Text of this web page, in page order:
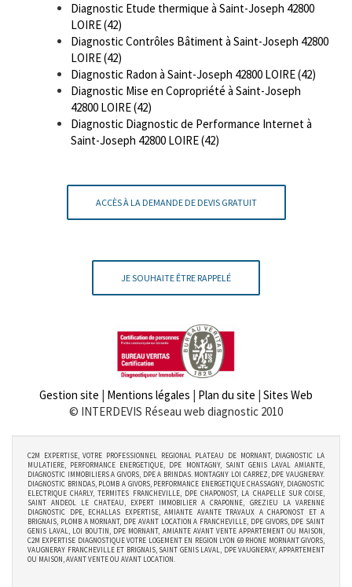
Diagnostic Etude thermique à Saint-Joseph 42800
LOIRE (42)
Diagnostic Contrôles Bâtiment à Saint-Joseph 42800
LOIRE (42)
Diagnostic Radon à Saint-Joseph 42800 LOIRE (42)
Diagnostic Mise en Copropriété à Saint-Joseph
42800 LOIRE (42)
Diagnostic Diagnostic de Performance Internet à
Saint-Joseph 42800 LOIRE (42)
ACCÈS À LA DEMANDE DE DEVIS GRATUIT
JE SOUHAITE ÊTRE RAPPELÉ
Gestion site Mentions légales Plan du site Sites Web
© INTERDEVIS Réseau web diagnostic 2010
C2M EXPERTISE, VOTRE PROFESSIONNEL REGIONAL PLATEAU DE MORNANT, DIAGNOSTIC LA
MULATIERE, PERFORMANCE ENERGETIQUE, DPE MONTAGNY, SAINT GENIS LAVAL AMIANTE,
DIAGNOSTIC IMMOBILIERS A GIVORS, DPE A BRINDAS. MONTAGNY LOI CARREZ, DPE VAUGNERAY.
DIAGNOSTIC BRINDAS, PLOMB A GIVORS, PERFORMANCE ENERGETIQUE CHASSAGNY, DIAGNOSTIC
ELECTRIQUE CHARLY, TERMITES FRANCHEVILLE, DPE CHAPONOST, LA CHAPELLE SUR COISE,
SAINT ANDEOL LE CHATEAU, EXPERT IMMOBILIER A CRAPONNE, GREZIEU LA VARENNE
DIAGNOSTIC DPE, ECHALLAS EXPERTISE, AMIANTE AVANTE TRAVAUX A CHAPONOST ET A
BRIGNAIS, PLOMB A MORNANT, DPE AVANT LOCATION A FRANCHEVILLE, DPE GIVORS, DPE SAINT
GENIS LAVAL, LOI BOUTIN, DPE MORNANT, AMIANTE AVANT VENTE APPARTEMENT OU MAISON,
C2M EXPERTISE DIAGNOSTIQUE VOTRE LOGEMENT EN REGION LYON 69 RHONE MORNANT GIVORS,
VAUGNERAY FRANCHEVILLE ET BRIGNAIS, SAINT GENIS LAVAL, DPE VAUGNERAY, APPARTEMENT
OU MAISON, AVANT VENTE OU AVANT LOCATION.